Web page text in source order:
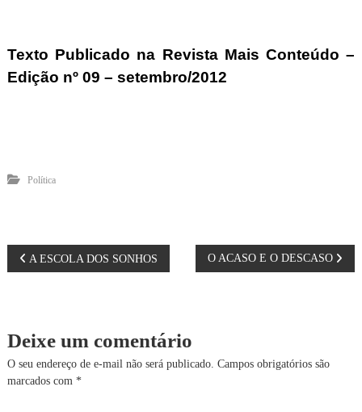
Texto Publicado na Revista Mais Conteúdo –
Edição nº 09 – setembro/2012
Política
N
v
e
A ESCOLA DOS SONHOS O ACASO E O DESCASO
Deixe um comentário
O seu endereço de e-mail não será publicado. Campos obrigatórios são
marcados com *